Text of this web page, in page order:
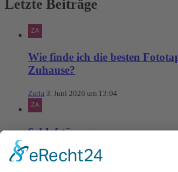
Letzte Beiträge
Wie finde ich die besten
Zuhause?
Zaria 3. Juni 2026 um 13:04
Schlafstörungen
Zaria 3. Juni 2026 um 13:03